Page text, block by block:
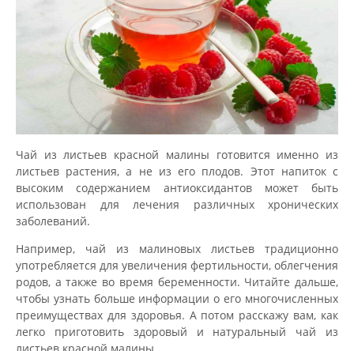
Чай из листьев красной малины готовится именно из
листьев растения, а не из его плодов. Этот напиток с
высоким содержанием антиоксидантов может быть
использован для лечения различных хронических
заболеваний.
Например, чай из малиновых листьев традиционно
употребляется для увеличения фертильности, облегчения
родов, а также во время беременности. Читайте дальше,
чтобы узнать больше информации о его многочисленных
преимуществах для здоровья. А потом расскажу вам, как
легко приготовить здоровый и натуральный чай из